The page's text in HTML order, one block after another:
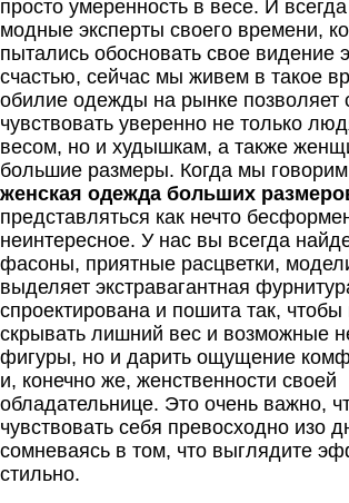
просто умеренность в весе. И
модные эксперты своего времени,
пытались обосновать свое видение
счастью, сейчас мы живем в такое
обилие одежды на рынке позволяет
чувствовать уверенно не только
весом, но и худышкам, а также
большие размеры. Когда мы
женская одежда больших
представляться как нечто
неинтересное. У нас вы всегда
фасоны, приятные расцветки,
выделяет экстравагантная
спроектирована и пошита так, чтобы
скрывать лишний вес и возможные
фигуры, но и дарить ощущение
и, конечно же, женственности своей
обладательнице. Это очень важно,
чувствовать себя превосходно изо
сомневаясь в том, что выглядите
стильно.